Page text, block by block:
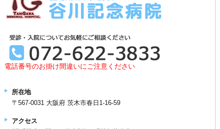
電話番号のお掛け間違いにご注意ください
所在地
〒567-0031 大阪府 茨木市春日1-16-59
アクセス